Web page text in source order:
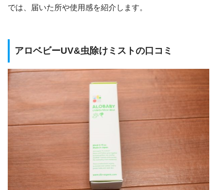
では、届いた所や使用感を紹介します。
アロベビーUV&虫除けミストの口コミ